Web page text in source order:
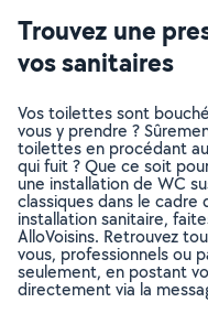
Trouvez une
vos sanitaires
Vos toilettes sont
vous y prendre ?
toilettes en procédant
qui fuit ? Que ce soit
une installation de WC
classiques dans le cadre
installation sanitaire,
AlloVoisins. Retrouvez
vous, professionnels ou
seulement, en postant
directement via la